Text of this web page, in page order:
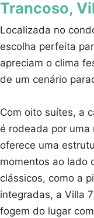
Trancoso,
Localizada no
escolha perfeita
apreciam o clima
de um cenário
Com oito suítes, a
é rodeada por uma
oferece uma
momentos ao lado
clássicos, como a
integradas, a Villa
fogem do lugar